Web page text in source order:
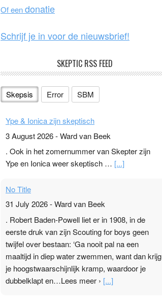
k
Of eendonatie
Schrijf je in voor de nieuwsbrief!
SKEPTIC RSS FEED
Skepsis Error SBM
Ype & Ionica zijn skeptisch
3 August 2026-Ward van Beek
. Ook in het zomernummer van Skepter zijn
Ype en Ionica weer skeptisch … [...]
No Title
31 July 2026-Ward van Beek
. Robert Baden-Powell liet er in 1908, in de
eerste druk van zijn Scouting for boys geen
twijfel over bestaan: ‘Ga nooit pal na een
maaltijd in diep water zwemmen, want dan krijg
je hoogstwaarschijnlijk kramp, waardoor je
dubbelklapt en…Lees meer › [...]